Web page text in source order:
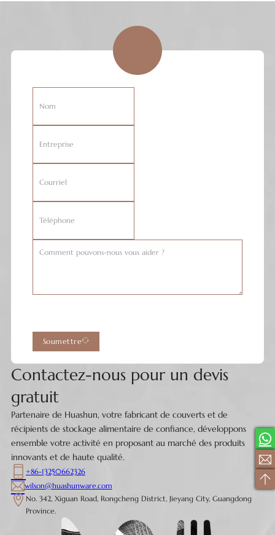
Contactez-nous pour un devis
gratuit
Partenaire de Huashun, votre fabricant de couverts et de
récipients de stockage alimentaire de confiance, développons
ensemble votre activité en proposant au marché des produits
innovants et de haute qualité.
+86-13250662326
wilson@huashunware.com
No. 342, Xiguan Road, Rongcheng District, Jieyang City, Guangdong
Province.
Soumettre